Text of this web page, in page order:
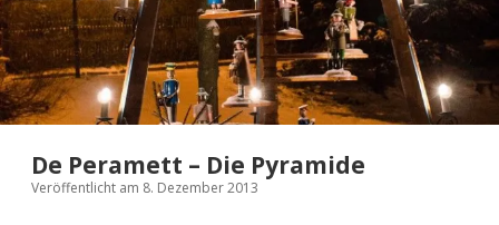
De Peramett – Die Pyramide
Veröffentlicht am 8. Dezember 2013